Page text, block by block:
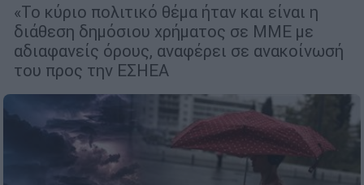
«Το κύριο πολιτικό θέμα ήταν και είναι η
διάθεση δημόσιου χρήματος σε ΜΜΕ με
αδιαφανείς όρους, αναφέρει σε ανακοίνωσή
του προς την ΕΣΗΕΑ